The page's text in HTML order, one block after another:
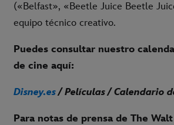
(«Belfast», «Beetle Juice Beetle
equipo técnico creativo.
Puedes consultar nuestro
de cine aquí:
Disney.es/ Películas / Calendario
Para notas de prensa de The